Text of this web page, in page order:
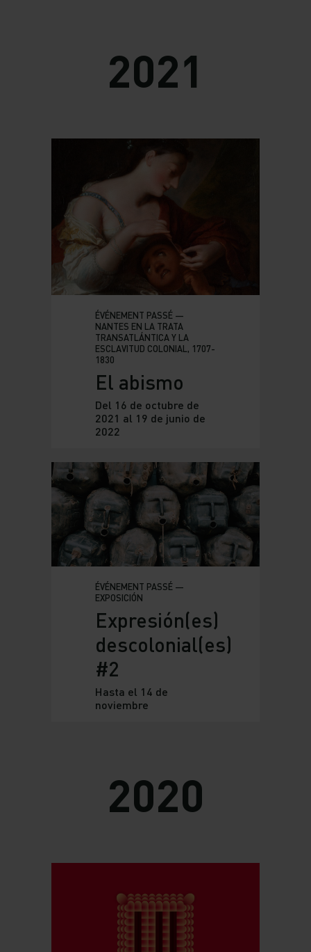
2021
ÉVÉNEMENT PASSÉ —
NANTES EN LA TRATA
TRANSATLÁNTICA Y LA
ESCLAVITUD COLONIAL, 1707-
1830
El abismo
Del 16 de octubre de
2021 al 19 de junio de
2022
ÉVÉNEMENT PASSÉ —
EXPOSICIÓN
Expresión(es)
descolonial(es)
#2
Hasta el 14 de
noviembre
2020